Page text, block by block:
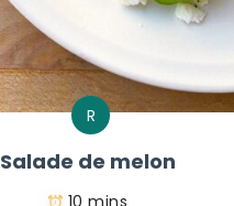
R
Salade de melon